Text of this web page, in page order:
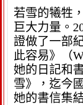
若雪的犧牲
巨大力量。
證做了一部
此容易》（
她的日記和
雪》，迄今
她的書信集